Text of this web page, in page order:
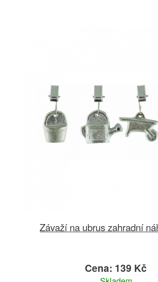
Závaží na ubrus zahradní
Cena: 139 Kč